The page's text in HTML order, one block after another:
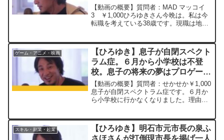
ご教授ねがいますー ひろゆき切
り抜き 20240314
【動画の概要】質問者：MAD マッコイ
3 ￥1,000ひろゆきさん今晩は。私は今
転職を考えている38歳です。現職は地元
うっかり両親に面接を受けることを話し
止められてます...
ゲーム・アニメ・映画
【ひろゆき】息子が自閉スペクト
ラム症。６月から小学校は不登
校。息子の将来の夢はプロゲーマ
ーだそうです。このまま息子を放
おっておいていいのでしょうか？
ー ひろゆき切り抜き
【動画の概要】質問者：せかせか￥1,000
息子が自閉スペクトラム症です。６月か
ら小学校に行かなくなりました。理由は
ロゲーマーだそうです。このまま息子を
放おっておいていい...
スキル・副業・起業
【ひろゆき】明石市元市長の泉ふ